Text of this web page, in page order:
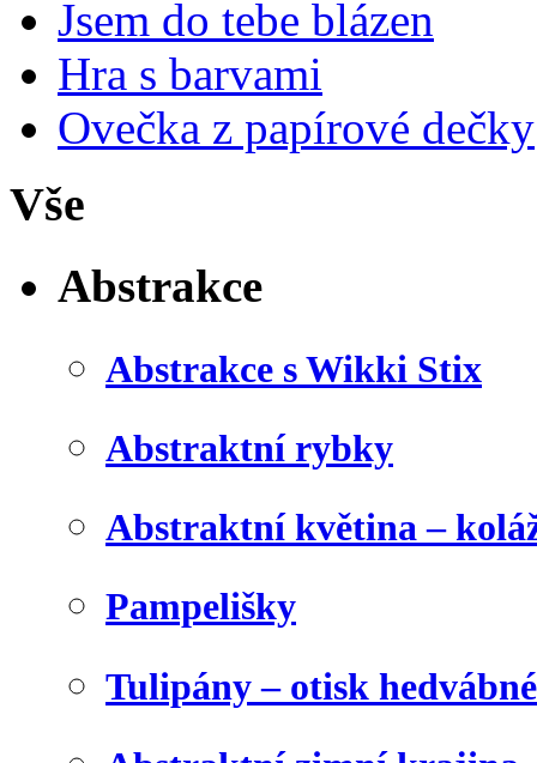
Jsem do tebe blázen
Hra s barvami
Ovečka z papírové dečky
Vše
Abstrakce
Abstrakce s Wikki Stix
Abstraktní rybky
Abstraktní květina –
Pampelišky
Tulipány – otisk